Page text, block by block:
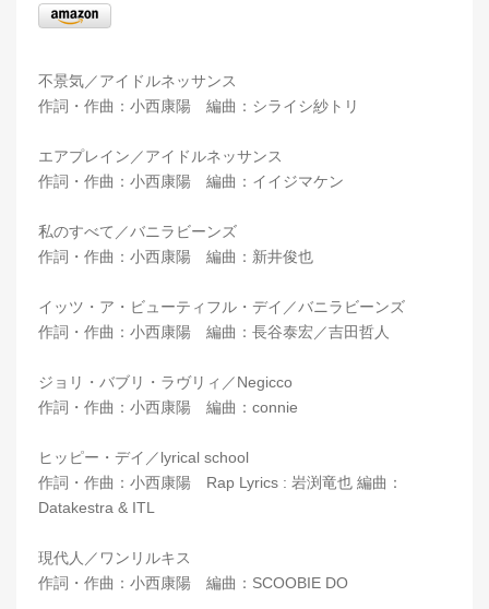
不景気／アイドルネッサンス
作詞・作曲：小西康陽 編曲：シライシ紗トリ
エアプレイン／アイドルネッサンス
作詞・作曲：小西康陽 編曲：イイジマケン
私のすべて／バニラビーンズ
作詞・作曲：小西康陽 編曲：新井俊也
イッツ・ア・ビューティフル・デイ／バニラビーンズ
作詞・作曲：小西康陽 編曲：長谷泰宏／吉田哲人
ジョリ・バブリ・ラヴリィ／Negicco
作詞・作曲：小西康陽 編曲：connie
ヒッピー・デイ／lyrical school
作詞・作曲：小西康陽 Rap Lyrics : 岩渕竜也 編曲：
Datakestra & ITL
現代人／ワンリルキス
作詞・作曲：小西康陽 編曲：SCOOBIE DO